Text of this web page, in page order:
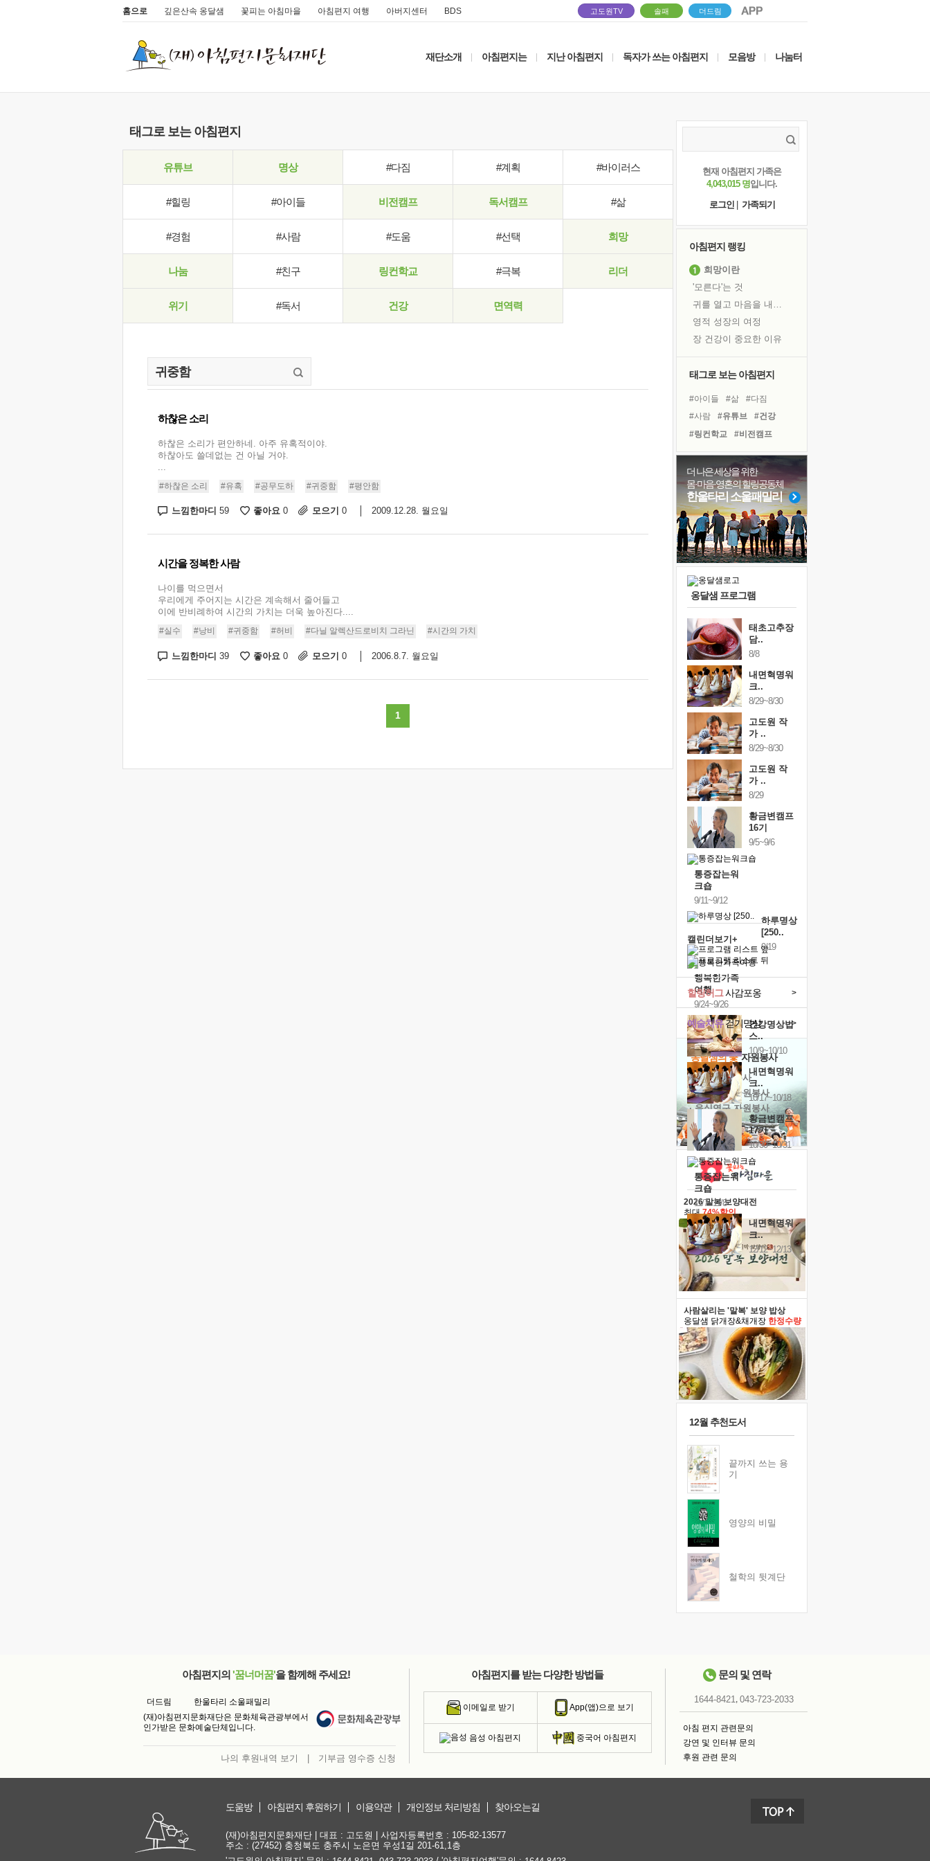
홈으로 깊은산속 옹달샘 꽃피는 아침마을 아침편지 여행 아버지센터 BDS 고도원TV 솔패 더드림
재단소개 아침편지는 지난 아침편지 독자가 쓰는 아침편지 모음방 나눔터
태그로 보는 아침편지
유튜브 명상 #다짐 #계획 #바이러스
#힐링 #아이들 비전캠프 독서캠프 #삶
#경험 #사람 #도움 #선택 희망
나눔 #친구 링컨학교 #극복 리더
위기 #독서 건강 면역력
하찮은 소리
하찮은 소리가 편안하네. 아주 유혹적이야.
하찮아도 쓸데없는 건 아닐 거야.
...
#하찮은 소리 #유혹 #공무도하 #귀중함 #평안함
느낌한마디 59 좋아요 0 모으기 0 2009.12.28. 월요일
시간을 정복한 사람
나이를 먹으면서
우리에게 주어지는 시간은 계속해서 줄어들고
이에 반비례하여 시간의 가치는 더욱 높아진다....
#실수 #낭비 #귀중함 #허비 #다닐 알렉산드로비치 그라닌 #시간의 가치
느낌한마디 39 좋아요 0 모으기 0 2006.8.7. 월요일
1
현재 아침편지 가족은
4,043,015 명입니다.
로그인
가족되기
아침편지 랭킹
희망이란
'모른다'는 것
귀를 열고 마음을 내어주고
영적 성장의 여정
장 건강이 중요한 이유
흙이 된 몸으로 출근하는 여자
꿈이 실제가 되는 것
'말 타는 법'을 먼저
졸업식 사진을 보며
극심한 변비, 어깨결림, 수면 장애
아픈 아버지를 위한 공간 설계
슬럼프
보고 싶은 어머니
못된 꼰대들
태그로 보는 아침편지
#아이들 #삶
#다짐
#사람
#유튜브
#건강
#링컨학교
#비전캠프
#나눔
#선택
#바이러스
#명상
#극복
#리더
#독서캠프
#힐링
#도움
#희망
#독서
#위기
#친구
더 나은 세상을 위한
몸·마음·영혼의 힐링공동체
한울타리 소울패밀리
옹달샘 프로그램
태초고추장
담..
8/8
내면혁명워
크..
8/29~8/30
고도원 작
가 ..
8/29~8/30
고도원 작
가 ..
8/29
황금변캠프
16기
9/5~9/6
통증잡는워
크숍
9/11~9/12
하루명상
[250..
9/19
행복한가족
여행
9/24~9/26
건강명상법
스..
10/9~10/10
내면혁명워
크..
10/17~10/18
황금변캠프
17기
10/30~10/31
통증잡는워
크숍
11/7~11/8
내면혁명워
크..
12/12~12/13
캘린더보기+
예술치유걷기명상 >
힐링허그사감포옹 >
'옹달샘의 꽃'자원봉사
· 청년 자원봉사
· 금빛청년 자원봉사
· 음식연구 자원봉사
2026 말복 보양대전
최대74%할인
사람살리는 '말복' 보양 밥상
옹달샘 닭개장&채개장 한정수량
12월 추천도서
끝까지 쓰는 용
기
영양의 비밀
철학의 뒷계단
아침편지의 '꿈너머꿈'을 함께해 주세요!
더드림
한울타리 소울패밀리
(재)아침편지문화재단은 문화체육관광부에서
인가받은 문화예술단체입니다.
나의 후원내역 보기 기부금 영수증 신청
아침편지를 받는 다양한 방법들
이메일로 받기 App(앱)으로 보기
음성 아침편지 중국어 아침편지
문의 및 연락
1644-8421, 043-723-2033
아침 편지 관련문의
강연 및 인터뷰 문의
후원 관련 문의
도움방 아침편지 후원하기 이용약관 개인정보 처리방침 찾아오는길
(재)아침편지문화재단 | 대표 : 고도원 | 사업자등록번호 : 105-82-13577
주소 : (27452) 충청북도 충주시 노은면 우성1길 201-61,1층